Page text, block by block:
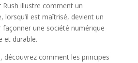
illustre comment un
lorsqu’il est maîtrisé, devient un
une société numérique
et durable.
découvrez comment les principes